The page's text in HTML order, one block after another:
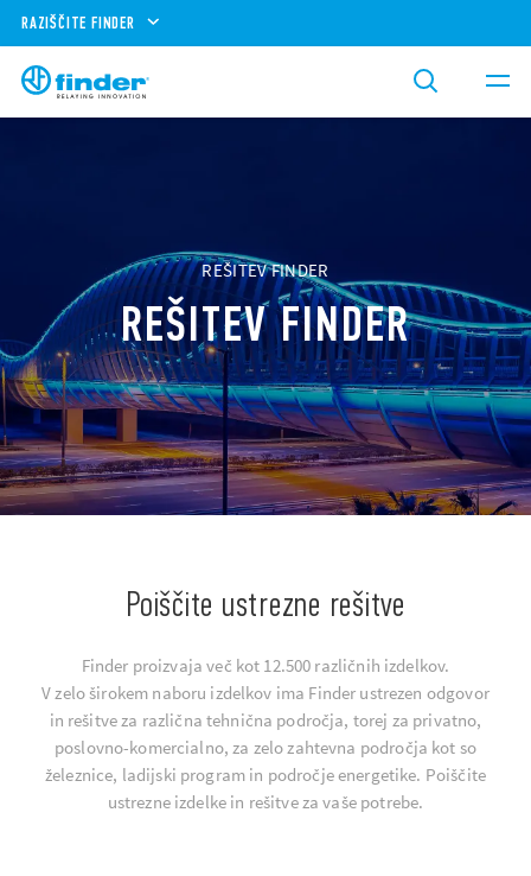
RAZIŠČITE FINDER
REŠITEV FINDER
REŠITEV FINDER
Poiščite ustrezne rešitve
Finder proizvaja več kot 12.500 različnih izdelkov.
V zelo širokem naboru izdelkov ima Finder ustrezen odgovor
in rešitve za različna tehnična področja, torej za privatno,
poslovno-komercialno, za zelo zahtevna področja kot so
železnice, ladijski program in področje energetike. Poiščite
ustrezne izdelke in rešitve za vaše potrebe.